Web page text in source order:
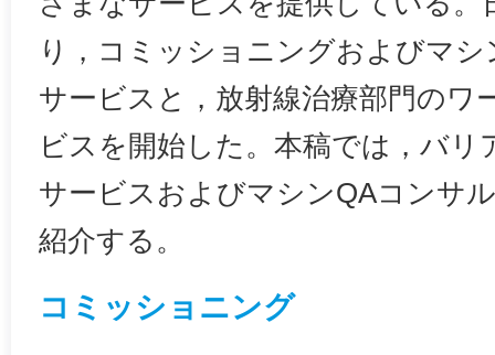
り，コミッショニングおよびマ
サービスと，放射線治療部門のワ
ビスを開始した。本稿では，バ
サービスおよびマシンQAコンサ
紹介する。
コミッショニング